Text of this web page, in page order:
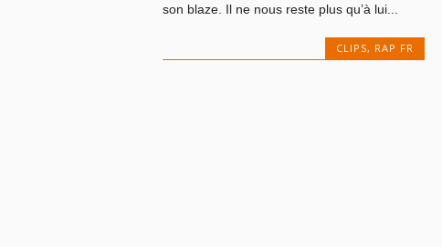
son blaze. Il ne nous reste plus qu’à lui...
CLIPS, RAP FR